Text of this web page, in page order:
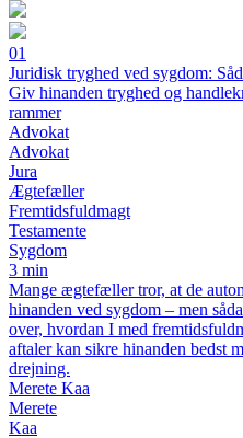
01
Juridisk tryghed ved sygdom:
Giv hinanden tryghed og
rammer
Advokat
Advokat
Jura
Ægtefæller
Fremtidsfuldmagt
Testamente
Sygdom
3 min
Mange ægtefæller tror, at de
hinanden ved sygdom – men
over, hvordan I med
aftaler kan sikre hinanden bedst
drejning.
Merete Kaa
Merete
Kaa